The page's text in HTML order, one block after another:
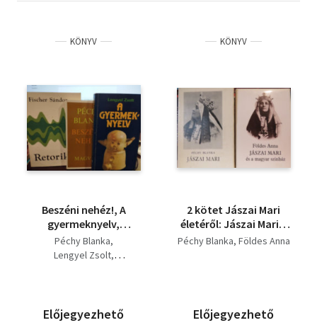
KÖNYV
Beszéni nehéz!, A
gyermeknyelv,
Retorika- Retorika
könyvcsomag 3
Péchy Blanka
Lengyel Zsolt
Előjegyezhető
KÖNYV
2 kötet Jászai Mari
életéről: Jászai Mari +
Jászai Mari és a
Péchy Blanka Földes Anna
Előjegyezhető